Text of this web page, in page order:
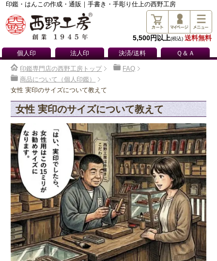
印鑑・はんこの作成・通販｜手書き・手彫り仕上の西野工房
5,500円以上(税込) 送料無料
個人印 法人印 決済/送料 Ｑ＆Ａ
印鑑専門店の西野工房トップ
FAQ
商品について（個人印鑑）
女性 実印のサイズについて教えて
女性 実印のサイズについて教えて